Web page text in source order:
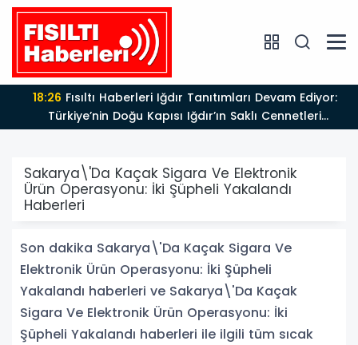
18:26Fısıltı Haberleri Iğdır Tanıtımları Devam Ediyor:
Türkiye’nin Doğu Kapısı Iğdır’ın Saklı Cennetleri
Keşfedilmeyi Bekliyor
Sakarya\'Da Kaçak Sigara Ve Elektronik
Ürün Operasyonu: İki Şüpheli Yakalandı
Haberleri
Son dakika Sakarya\'Da Kaçak Sigara Ve
Elektronik Ürün Operasyonu: İki Şüpheli
Yakalandı haberleri ve Sakarya\'Da Kaçak
Sigara Ve Elektronik Ürün Operasyonu: İki
Şüpheli Yakalandı haberleri ile ilgili tüm sıcak